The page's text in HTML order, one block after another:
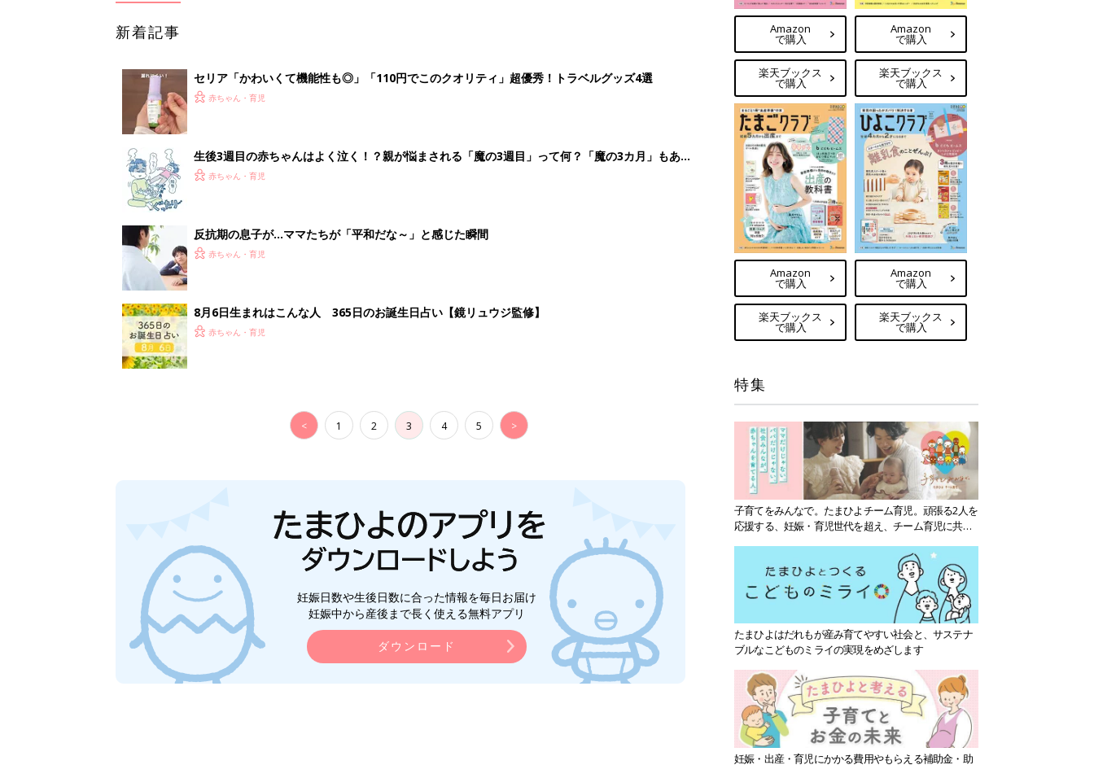
新着記事
セリア「かわいくて機能性も◎」「110円でこのクオリティ」超優秀！トラベルグッズ4選
赤ちゃん・育児
生後3週目の赤ちゃんはよく泣く！？親が悩まされる「魔の3週目」って何？「魔の3カ月」もある
って本当？【専門家】
赤ちゃん・育児
反抗期の息子が...ママたちが「平和だな～」と感じた瞬間
赤ちゃん・育児
8月6日生まれはこんな人 365日のお誕生日占い【鏡リュウジ監修】
赤ちゃん・育児
< 1 2 3 4 5 >
妊娠日数や生後日数に合った情報を毎日お届け
妊娠中から産後まで長く使える無料アプリ
ダウンロード
Amazon
で購入
楽天ブックス
で購入
Amazon
で購入
楽天ブックス
で購入
Amazon
で購入
楽天ブックス
で購入
Amazon
で購入
楽天ブックス
で購入
特集
子育てをみんなで。たまひよチーム育児。頑張る2人を
応援する、妊娠・育児世代を超え、チーム育児に共感
たまひよはだれもが産み育てやすい社会と、サステナ
ブルなこどものミライの実現をめざします
妊娠・出産・育児にかかる費用やもらえる補助金・助